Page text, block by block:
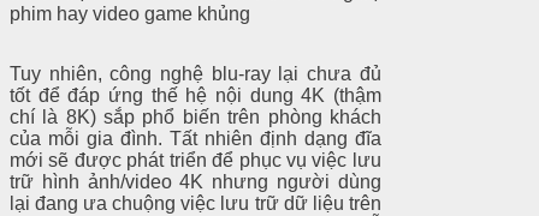
phim hay video game khủng
Tuy nhiên, công nghệ blu-ray lại chưa đủ
tốt để đáp ứng thế hệ nội dung 4K (thậm
chí là 8K) sắp phổ biến trên phòng khách
của mỗi gia đình. Tất nhiên định dạng đĩa
mới sẽ được phát triển để phục vụ việc lưu
trữ hình ảnh/video 4K nhưng người dùng
lại đang ưa chuộng việc lưu trữ dữ liệu trên